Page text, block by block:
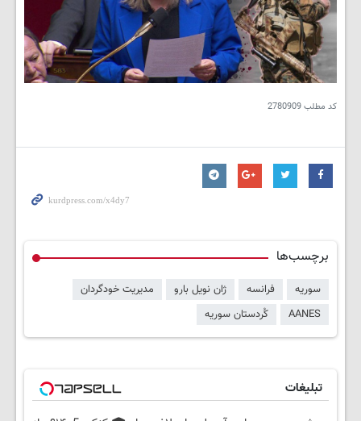
کد مطلب2780909
برچسب‌ها
سوریه فرانسه ژان نویل بارو
مدیریت خودگردان
AANES
کُردستان سوریه
تبلیغات